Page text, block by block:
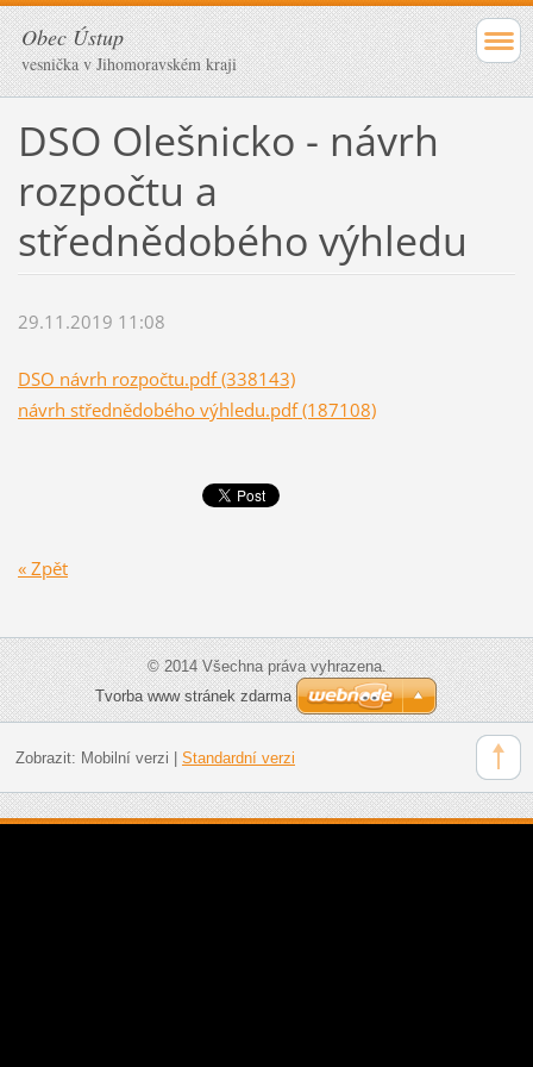
Obec Ústup
vesnička v Jihomoravském kraji
DSO Olešnicko - návrh
rozpočtu a
střednědobého výhledu
29.11.2019 11:08
DSO návrh rozpočtu.pdf (338143)
návrh střednědobého výhledu.pdf (187108)
« Zpět
© 2014 Všechna práva vyhrazena.
Tvorba www stránek zdarma
Zobrazit: Mobilní verzi Standardní verzi